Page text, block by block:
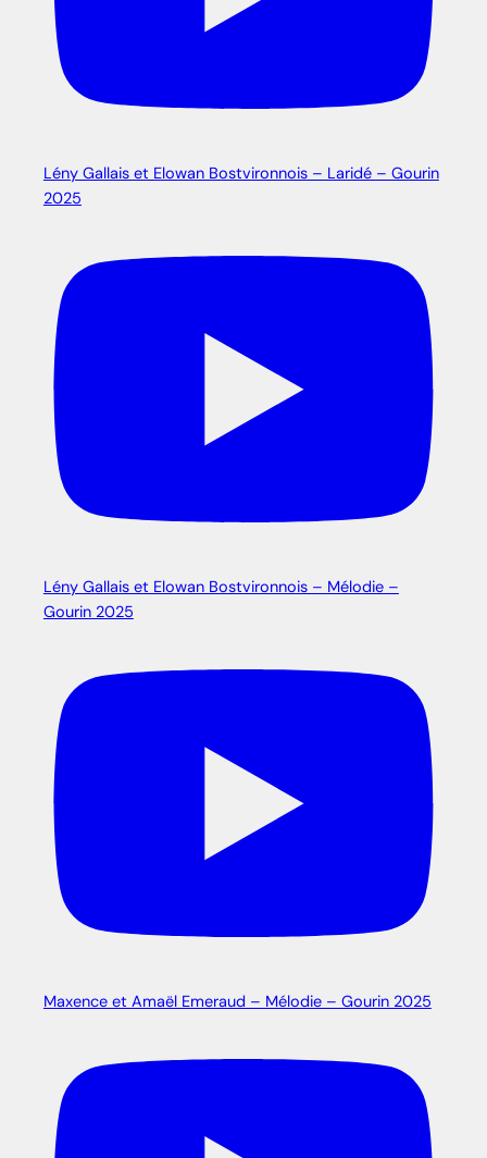
Lény Gallais et Elowan Bostvironnois – Laridé – Gourin
2025
Lény Gallais et Elowan Bostvironnois – Mélodie –
Gourin 2025
Maxence et Amaël Emeraud – Mélodie – Gourin 2025